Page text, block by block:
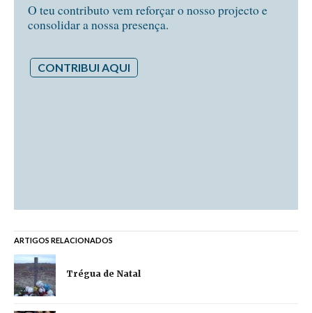
O teu contributo vem reforçar o nosso projecto e
consolidar a nossa presença.
CONTRIBUI AQUI
ARTIGOS RELACIONADOS
Trégua de Natal